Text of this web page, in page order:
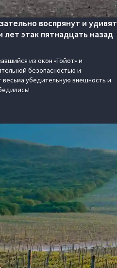
воспрянут и удивят
этак пятнадцать назад
из окон «Тойот» и
безопасностью и
весьма убедительную внешность и